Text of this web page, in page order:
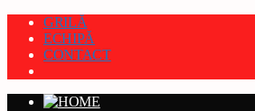
GRILĂ
ECHIPĂ
CONTACT